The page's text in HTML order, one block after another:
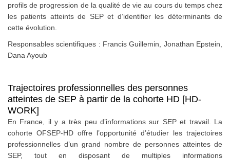
profils de progression de la qualité de vie au cours du temps chez
les patients atteints de SEP et d’identifier les déterminants de
cette évolution.
Responsables scientifiques : Francis Guillemin, Jonathan Epstein,
Dana Ayoub
Trajectoires professionnelles des personnes
atteintes de SEP à partir de la cohorte HD [HD-
WORK]
En France, il y a très peu d’informations sur SEP et travail. La
cohorte OFSEP-HD offre l’opportunité d’étudier les trajectoires
professionnelles d’un grand nombre de personnes atteintes de
SEP, tout en disposant de multiples informations